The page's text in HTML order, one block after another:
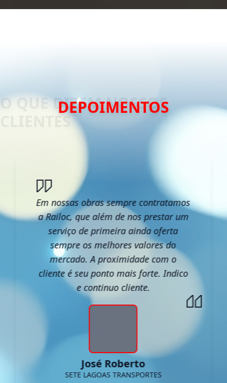
DEPOIMENTOS
Em nossas obras sempre contratamos
a Railoc, que além de nos prestar um
serviço de primeira ainda oferta
sempre os melhores valores do
mercado. A proximidade com o
cliente é seu ponto mais forte. Indico
e continuo cliente.
José Roberto
SETE LAGOAS TRANSPORTES